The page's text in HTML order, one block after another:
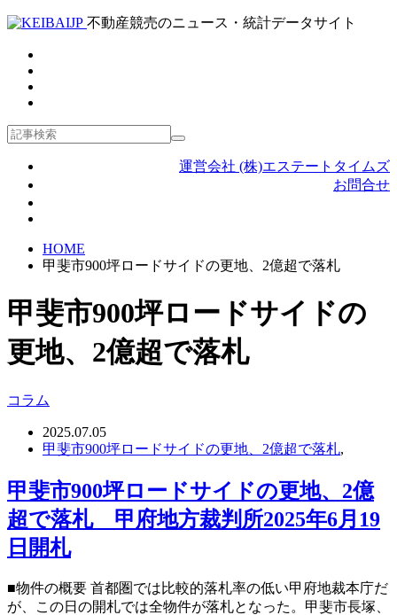
不動産競売のニュース・統計データサイト
運営会社 (株)エステートタイムズ
お問合せ
HOME
甲斐市900坪ロードサイドの更地、2億超で落札
甲斐市900坪ロードサイドの
更地、2億超で落札
コラム
2025.07.05
甲斐市900坪ロードサイドの更地、2億超で落札,
甲斐市900坪ロードサイドの更地、2億
超で落札 甲府地方裁判所2025年6月19
日開札
■物件の概要 首都圏では比較的落札率の低い甲府地裁本庁だ
が、この日の開札では全物件が落札となった。甲斐市長塚、